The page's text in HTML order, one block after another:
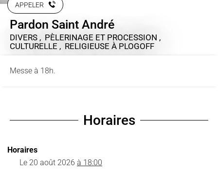
APPELER
Pardon Saint André
DIVERS , PÈLERINAGE ET PROCESSION ,
CULTURELLE , RELIGIEUSE À PLOGOFF
Messe à 18h.
Horaires
Horaires
Le 20 août 2026 à 18:00